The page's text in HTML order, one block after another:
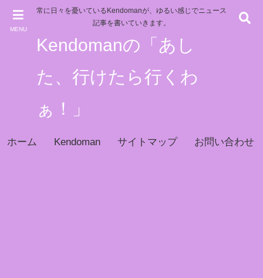
MENU
常に日々を憂いているKendomanが、ゆるい感じでニュース
記事を書いていきます。
Kendomanの「あし
た、行けたら行くわ
ぁ！」
ホーム Kendoman サイトマップ お問い合わせ